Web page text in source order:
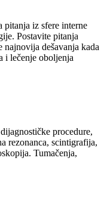
pitanja iz sfere interne
Postavite pitanja
najnovija dešavanja kada
i lečenje oboljenja
procedure,
rezonanca, scintigrafija,
Tumačenja,